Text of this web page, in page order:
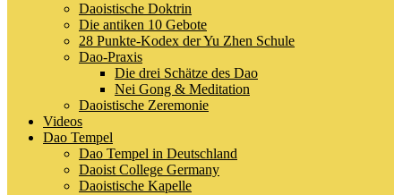
Daoistische Doktrin
Die antiken 10 Gebote
28 Punkte-Kodex der Yu Zhen Schule
Dao-Praxis
Die drei Schätze des Dao
Nei Gong & Meditation
Daoistische Zeremonie
Videos
Dao Tempel
Dao Tempel in Deutschland
Daoist College Germany
Daoistische Kapelle